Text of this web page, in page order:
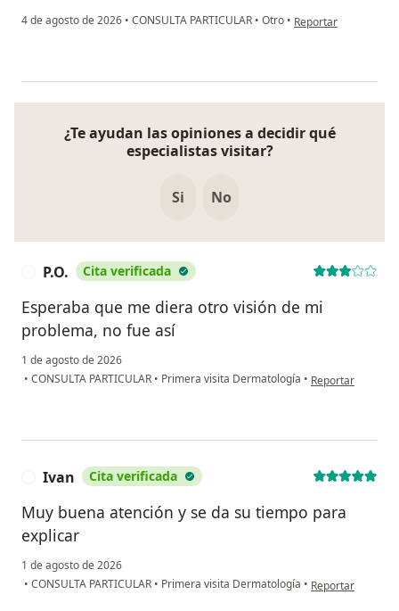
4 de agosto de 2026 • CONSULTA PARTICULAR • Otro • en opinión del
Reportar
¿Te ayudan las opiniones a decidir qué
especialistas visitar?
Si No
P.O. Cita verificada
Esperaba que me diera otro visión de mi
problema, no fue así
1 de agosto de 2026
• CONSULTA PARTICULAR • Primera visita Dermatología • en opinión del
Reportar
Ivan Cita verificada
Muy buena atención y se da su tiempo para
explicar
1 de agosto de 2026
• CONSULTA PARTICULAR • Primera visita Dermatología • en opinión del
Reportar